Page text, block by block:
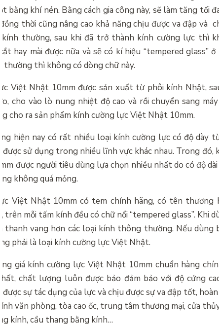
bằng khí nén. Bằng cách gia công này, sẽ làm tăng tối
thời cũng nâng cao khả năng chịu được va đập và
kính thường, sau khi đã trở thành kính cường lực thì
hay mài được nữa và sẽ có kí hiệu “tempered glass”
thường thì không có dòng chữ này.
Việt Nhật 10mm được sản xuất từ phôi kính Nhật,
cho vào lò nung nhiệt độ cao và rồi chuyển sang
cho ra sản phẩm kính cường lực Việt Nhật 10mm.
hiện nay có rất nhiều loại kính cường lực có độ dày từ
được sử dụng trong nhiều lĩnh vực khác nhau. Trong đó,
được người tiêu dùng lựa chọn nhiều nhất do có độ dài
không quá mỏng.
Việt Nhật 10mm có tem chính hãng, có tên thương
trên mỗi tấm kính đều có chữ nổi “tempered glass”. Khi
thanh vang hơn các loại kính thông thường. Nếu dùng
phải là loại kính cường lực Việt Nhật.
giá kính cường lực Việt Nhật 10mm chuẩn hàng
chất lượng luôn được bảo đảm bảo với độ cứng
được sự tác dụng của lực và chịu được sự va đập tốt,
văn phòng, tòa cao ốc, trung tâm thương mại, cửa
kính, cầu thang bằng kính…